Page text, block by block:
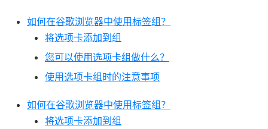
如何在谷歌浏览器中使用标签组？
将选项卡添加到组
您可以使用选项卡组做什么？
使用选项卡组时的注意事项
如何在谷歌浏览器中使用标签组？
将选项卡添加到组